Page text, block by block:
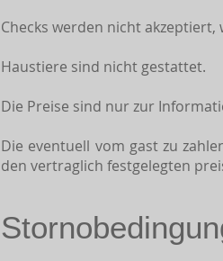
Checks werden nicht
Haustiere sind nicht gestattet.
Die Preise sind nur zur
Die eventuell vom gast zu
den vertraglich festgelegten